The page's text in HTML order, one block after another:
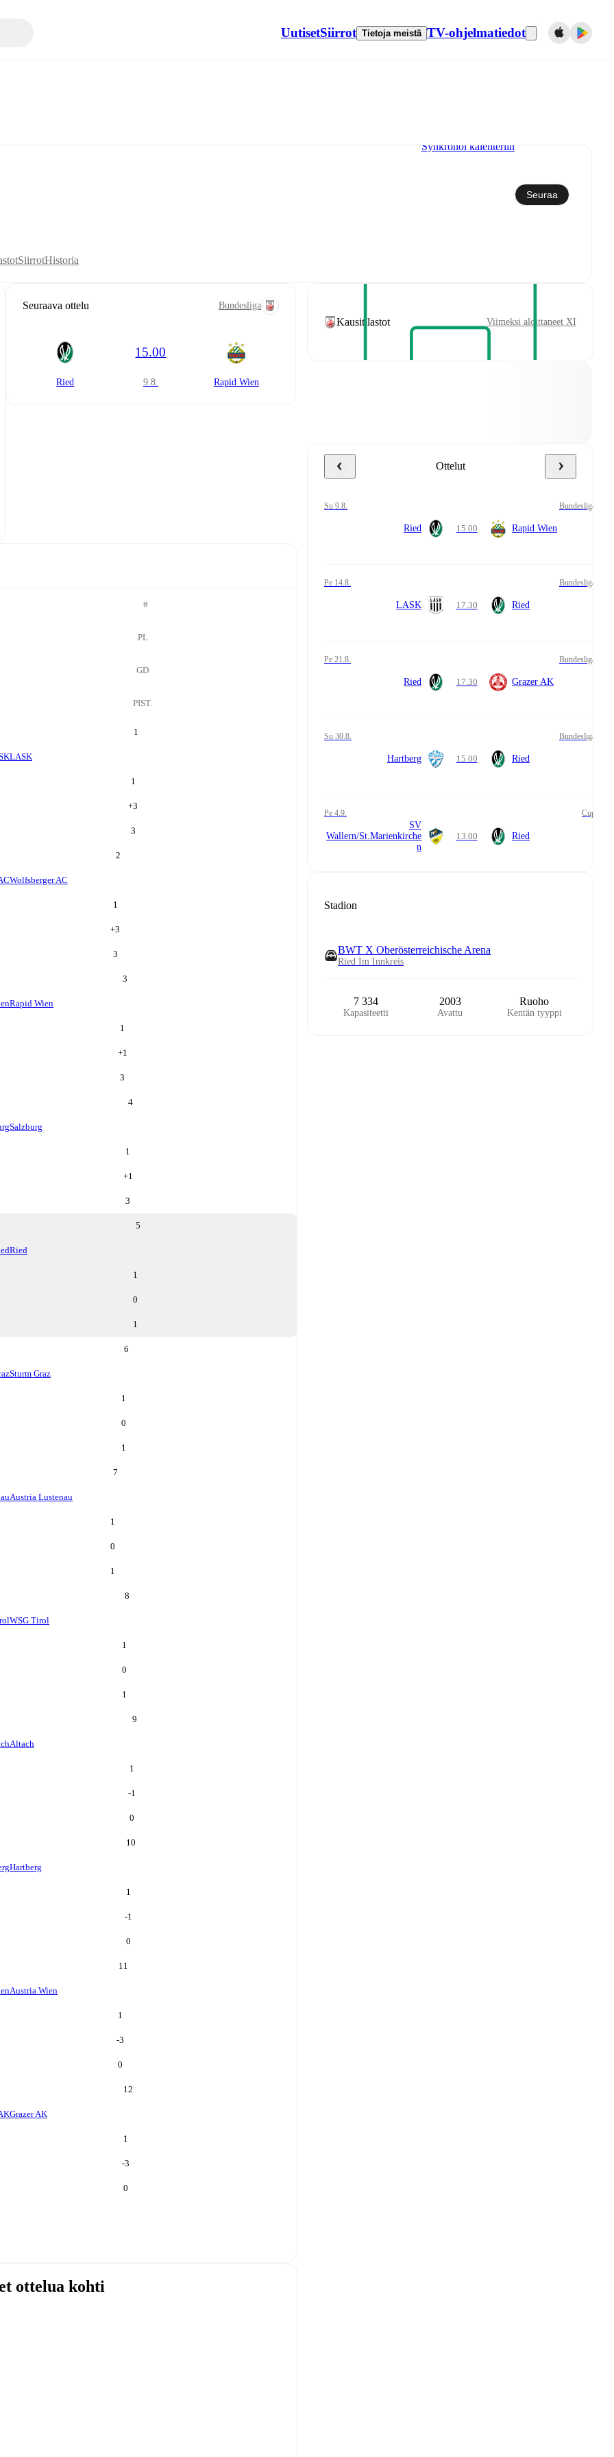
UutisetSiirrot Tietoja meistä TV-ohjelmatiedot
Synkronoi kalenteriin
Seuraa
SiirrotHistoria
Seuraava ottelu Bundesliga
Ried
15.00
9.8. Rapid Wien
#
PL
GD
PIST.
1
LASK
1
+3
3
2
Wolfsberger AC
1
+3
3
3
Rapid Wien
1
+1
3
4
Salzburg
1
+1
3
5
Ried
1
0
1
6
Sturm Graz
1
0
1
7
Austria Lustenau
1
0
1
8
WSG Tirol
1
0
1
9
Altach
1
-1
0
10
Hartberg
1
-1
0
11
Austria Wien
1
-3
0
12
Grazer AK
1
-3
0
ottelua kohti
Kausitilastot Viimeksi aloittaneet XI
Ottelut
su 9.8. Bundesliga
Ried 15.00 Rapid Wien
pe 14.8. Bundesliga
LASK 17.30 Ried
pe 21.8. Bundesliga
Ried 17.30 Grazer AK
su 30.8. Bundesliga
Hartberg 15.00 Ried
pe 4.9. Cup
SV
Wallern/St.Marienkirche
n
13.00 Ried
Stadion
BWT X Oberösterreichische Arena
Ried Im Innkreis
7 334
Kapasiteetti
2003
Avattu
Ruoho
Kentän tyyppi